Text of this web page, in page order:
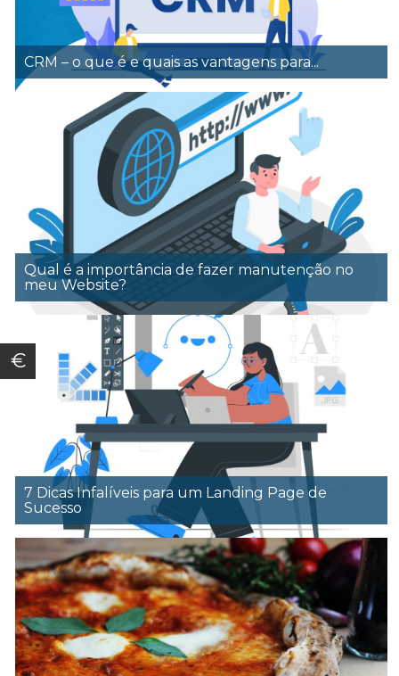
€
CRM – o que é e quais as vantagens para...
Qual é a importância de fazer manutenção no
meu Website?
7 Dicas Infalíveis para um Landing Page de
Sucesso